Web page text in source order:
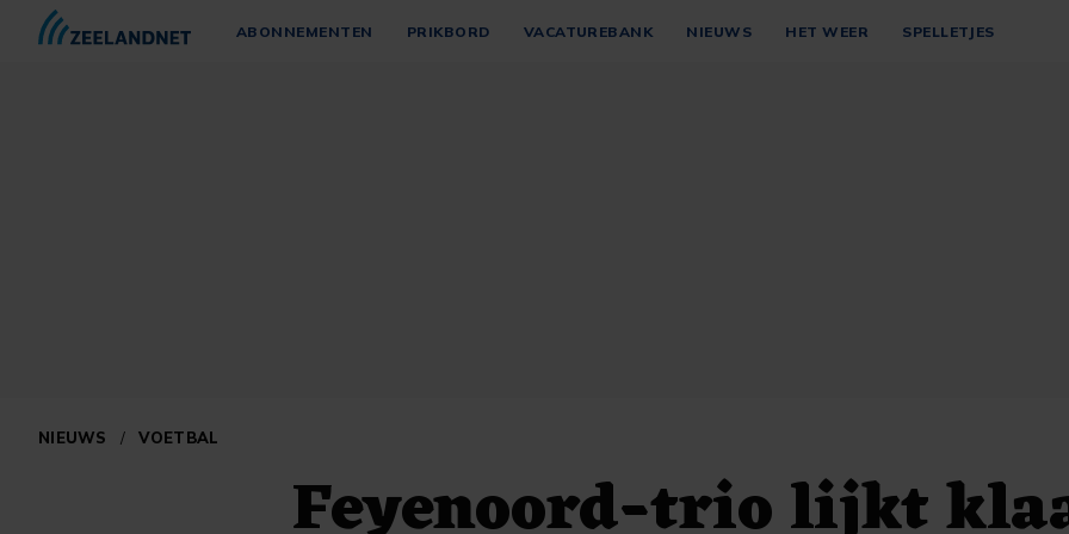
ABONNEMENTEN PRIKBORD VACATUREBANK NIEUWS HET WEER SPELLETJES
NIEUWS / VOETBAL